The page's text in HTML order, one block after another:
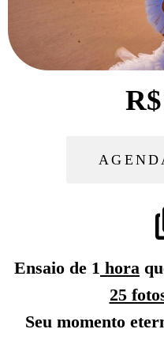
Ensaio de 1 hora
25
Seu momento